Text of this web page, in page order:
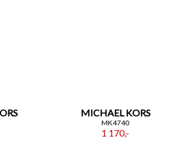
MICHAEL KORS
MK4740
1 170,-